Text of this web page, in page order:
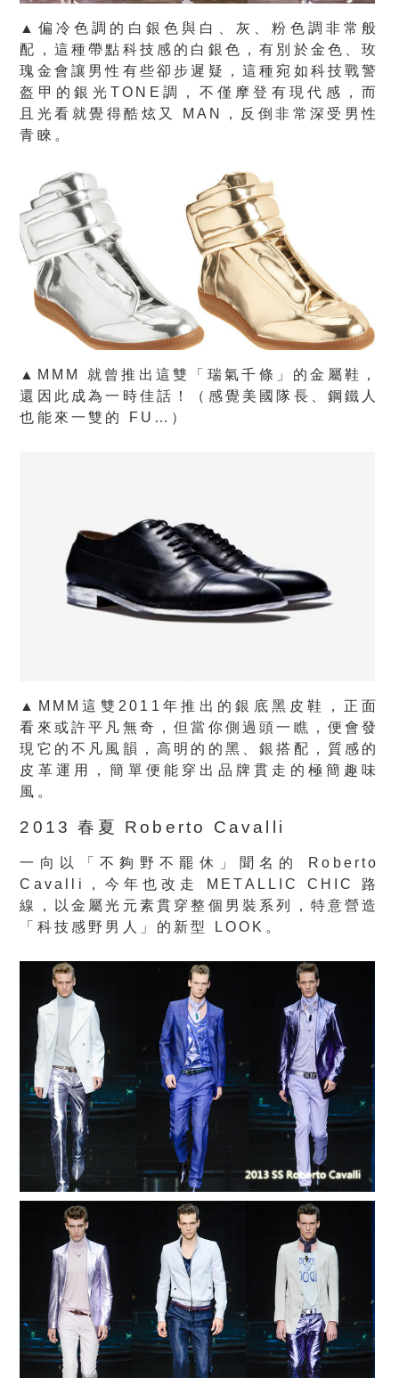
▲偏冷色調的白銀色與白、灰、粉色調非常般
配，這種帶點科技感的白銀色，有別於金色、玫
瑰金會讓男性有些卻步遲疑，這種宛如科技戰警
盔甲的銀光TONE調，不僅摩登有現代感，而
且光看就覺得酷炫又 MAN，反倒非常深受男性
青睞。
▲MMM 就曾推出這雙「瑞氣千條」的金屬鞋，
還因此成為一時佳話！（感覺美國隊長、鋼鐵人
也能來一雙的 FU…）
▲MMM這雙2011年推出的銀底黑皮鞋，正面
看來或許平凡無奇，但當你側過頭一瞧，便會發
現它的不凡風韻，高明的的黑、銀搭配，質感的
皮革運用，簡單便能穿出品牌貫走的極簡趣味
風。
2013 春夏 Roberto Cavalli
一向以「不夠野不罷休」聞名的 Roberto
Cavalli，今年也改走 METALLIC CHIC 路
線，以金屬光元素貫穿整個男裝系列，特意營造
「科技感野男人」的新型 LOOK。